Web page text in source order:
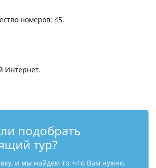
номеров: 45.
Интернет.
подобрать
тур?
и мы найдем то, что Вам нужно.